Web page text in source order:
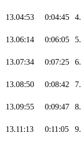
13.04:53 0:04:45 4.
13.06:14 0:06:05 5.
13.07:34 0:07:25 6.
13.08:50 0:08:42 7.
13.09:55 0:09:47 8.
13.11:13 0:11:05 9.